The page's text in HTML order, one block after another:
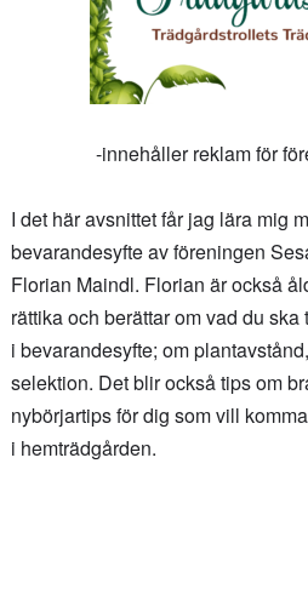
-innehåller reklam för
I det här avsnittet får jag lära mig
bevarandesyfte av föreningen
Florian Maindl. Florian är också
rättika och berättar om vad du
i bevarandesyfte; om
selektion. Det blir också tips om
nybörjartips för dig som vill
i hemträdgården.